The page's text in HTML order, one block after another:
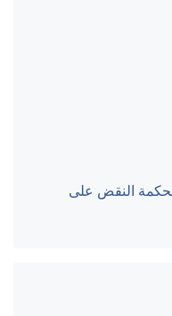
النقض على